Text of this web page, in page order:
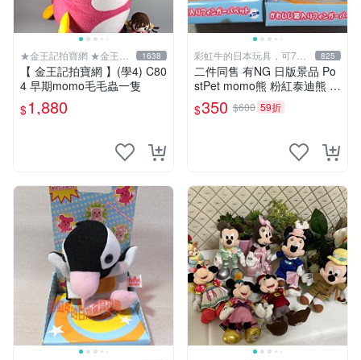
★金王記拍寶網 ★金王記
拍寶趣
1638
【 金王記拍寶網 】(學4) C80
4 早期momo毛毛蟲一隻
$1,880
彩虹牛的日本玩具，可7取
付
825
二件同售 有NG 日版景品 Po
stPet momo熊 粉紅泰迪熊 妹
妹 comomo 企鵝 娃娃 布偶
手指頭 娃娃
$350 $600 59折